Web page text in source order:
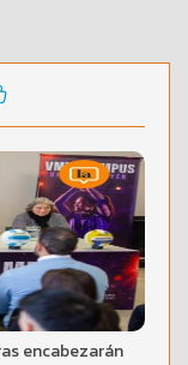
encabezarán